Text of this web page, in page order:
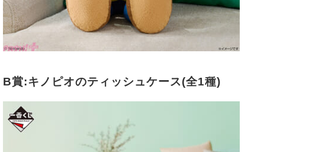
B賞:キノピオのティッシュケース(全1種)